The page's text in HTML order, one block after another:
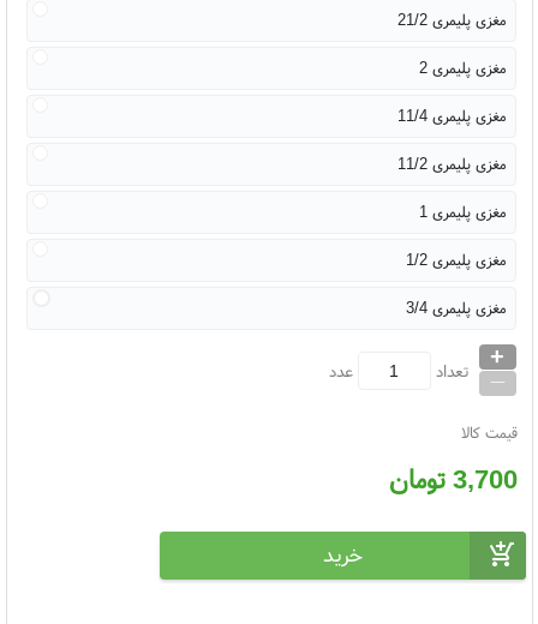
مغزی پلیمری 21/2
مغزی پلیمری 2
مغزی پلیمری 11/4
مغزی پلیمری 11/2
مغزی پلیمری 1
مغزی پلیمری 1/2
مغزی پلیمری 3/4
تعداد +
_ عدد
قیمت کالا
3,700تومان